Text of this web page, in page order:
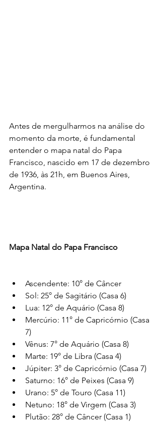
Antes de mergulharmos na análise do
momento da morte, é fundamental
entender o mapa natal do Papa
Francisco, nascido em 17 de dezembro
de 1936, às 21h, em Buenos Aires,
Argentina.
Mapa Natal do Papa Francisco
Ascendente: 10° de Câncer
Sol: 25° de Sagitário (Casa 6)
Lua: 12° de Aquário (Casa 8)
Mercúrio: 11° de Capricórnio (Casa
7)
Vênus: 7° de Aquário (Casa 8)
Marte: 19° de Libra (Casa 4)
Júpiter: 3° de Capricórnio (Casa 7)
Saturno: 16° de Peixes (Casa 9)
Urano: 5° de Touro (Casa 11)
Netuno: 18° de Virgem (Casa 3)
Plutão: 28° de Câncer (Casa 1)